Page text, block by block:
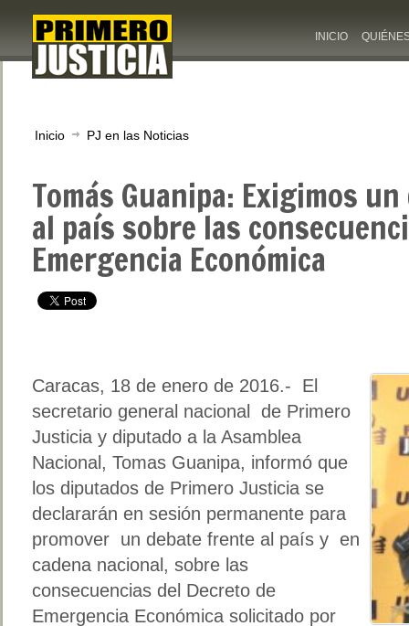
INICIO
Inicio PJ en las Noticias
Tomás Guanipa: Exigimos
al país sobre las
Emergencia Económica
Caracas, 18 de enero de 2016.- El
secretario general nacional de Primero
Justicia y diputado a la Asamblea
Nacional, Tomas Guanipa, informó que
los diputados de Primero Justicia se
declararán en sesión permanente para
promover un debate frente al país y en
cadena nacional, sobre las
consecuencias del Decreto de
Emergencia Económica solicitado por